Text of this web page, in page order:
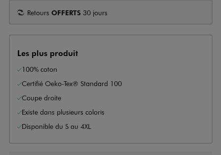
Retours OFFERTS 30 jours
Les plus produit
100% coton
Certifié Oeko-Tex® Standard 100
Coupe droite
Existe dans plusieurs coloris
Disponible du S au 4XL